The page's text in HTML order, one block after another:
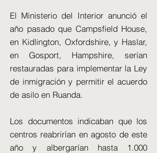
El Ministerio del Interior anunció el
año pasado que Campsfield House,
en Kidlington, Oxfordshire, y Haslar,
en Gosport, Hampshire, serían
restauradas para implementar la Ley
de inmigración y permitir el acuerdo
de asilo en Ruanda.
Los documentos indicaban que los
centros reabrirían en agosto de este
año y albergarían hasta 1.000